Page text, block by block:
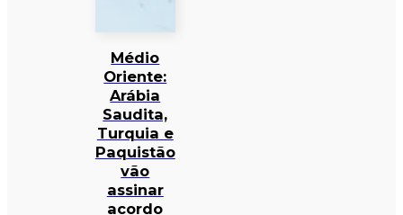
Médio
Oriente:
Arábia
Saudita,
Turquia e
Paquistão
vão
assinar
acordo